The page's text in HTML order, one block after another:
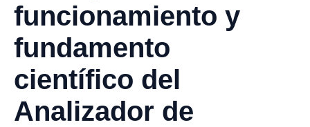
funcionamiento y
fundamento
científico del
Analizador de